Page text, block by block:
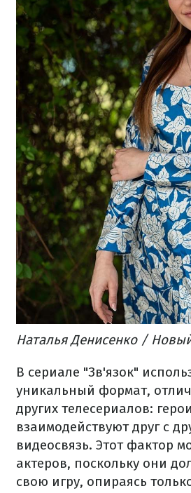
Наталья Денисенко /
В сериале "Зв'язок"
уникальный формат,
других телесериалов:
взаимодействуют друг с
видеосвязь. Этот фактор
актеров, поскольку они
свою игру, опираясь